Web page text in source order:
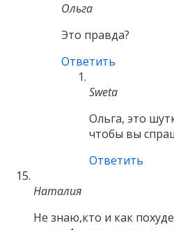
Ольга
Это правда?
Ответить
Sweta
Ольга, это
чтобы вы
Ответить
Наталия
Не знаю,кто и как